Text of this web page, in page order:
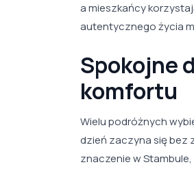
a mieszkańcy
autentycznego życia
Spokojne
komfortu
Wielu podróżnych
dzień zaczyna się bez
znaczenie w